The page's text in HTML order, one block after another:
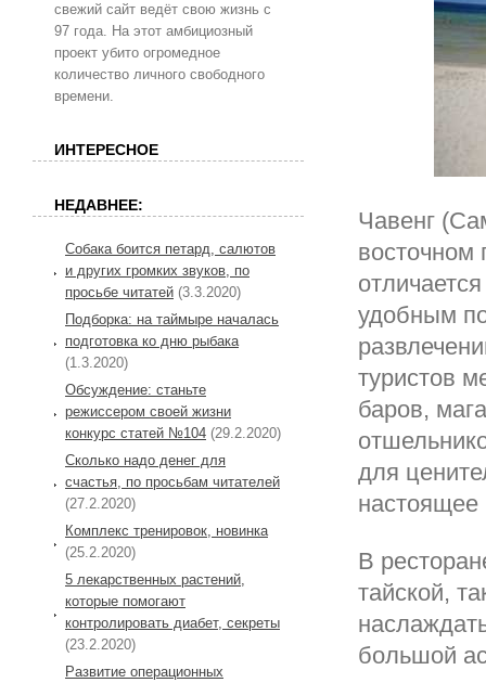
Чавенг
восточном
удобным
туристов
баров,
для
настоящее
В
тайской,
большой
свежий сайт ведёт свою жизнь с
97 года. На этот амбициозный
проект убито огромедное
количество личного свободного
времени.
ИНТЕРЕСНОЕ
НЕДАВНЕЕ:
Собака боится петард, салютов
и других громких звуков, по
просьбе читатей (3.3.2020)
Подборка: на таймыре началась
подготовка ко дню рыбака
(1.3.2020)
Обсуждение: станьте
режиссером своей жизни
конкурс статей №104 (29.2.2020)
Сколько надо денег для
счастья, по просьбам читателей
(27.2.2020)
Комплекс тренировок, новинка
(25.2.2020)
5 лекарственных растений,
которые помогают
контролировать диабет, секреты
(23.2.2020)
Развитие операционных